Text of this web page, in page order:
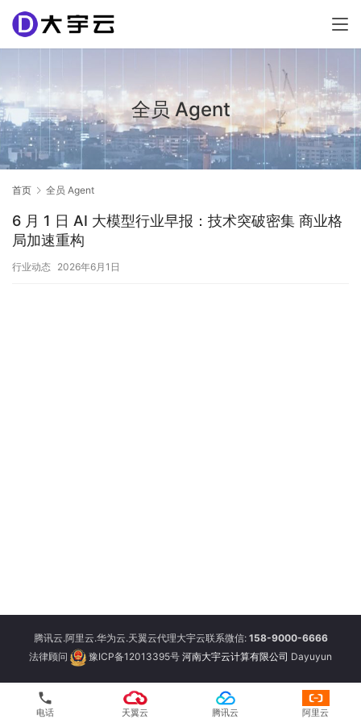
全员 Agent
首页 全员 Agent
6 月 1 日 AI 大模型行业早报：技术突破密集 商业格
局加速重构
行业动态 2026年6月1日
腾讯云.阿里云.华为云.天翼云代理大宇云联系微信: 158-9000-6666
法律顾问
豫ICP备12013395号 河南大宇云计算有限公司 Dayuyun
phone
电话 天翼云 腾讯云 阿里云